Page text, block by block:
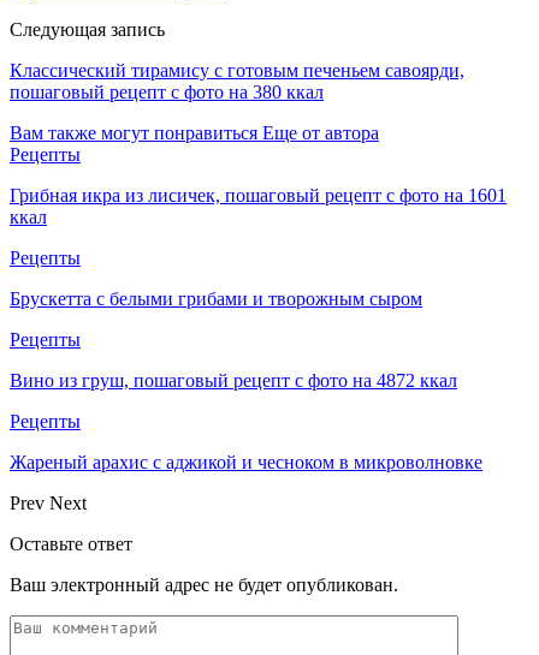
Следующая запись
Классический тирамису с готовым печеньем савоярди,
пошаговый рецепт с фото на 380 ккал
Вам также могут понравиться Еще от автора
Рецепты
Грибная икра из лисичек, пошаговый рецепт с фото на 1601
ккал
Рецепты
Брускетта с белыми грибами и творожным сыром
Рецепты
Вино из груш, пошаговый рецепт с фото на 4872 ккал
Рецепты
Жареный арахис с аджикой и чесноком в микроволновке
Prev Next
Оставьте ответ
Ваш электронный адрес не будет опубликован.